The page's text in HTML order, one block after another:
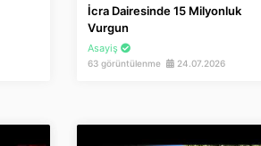
İcra Dairesinde 15 Milyonluk
Vurgun
Asayiş
63 görüntülenme 24.07.2026